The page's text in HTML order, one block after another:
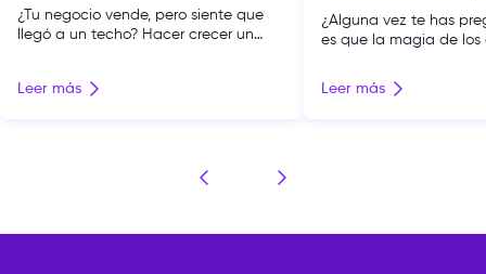
¿Tu negocio vende, pero siente que
llegó a un techo? Hacer crecer un
finanzas, construir tu propia presencia
«sobrevivir cada mes» a escalar tu […]
Leer más
¿Alguna vez te has
es que la magia de los
Muchos podrían
de grandes figuras de
Leer más